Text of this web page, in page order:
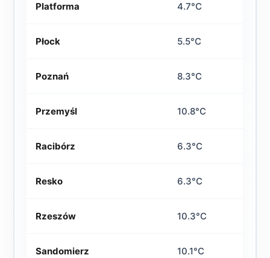
Platforma 4.7°C
Płock 5.5°C
Poznań 8.3°C
Przemyśl 10.8°C
Racibórz 6.3°C
Resko 6.3°C
Rzeszów 10.3°C
Sandomierz 10.1°C